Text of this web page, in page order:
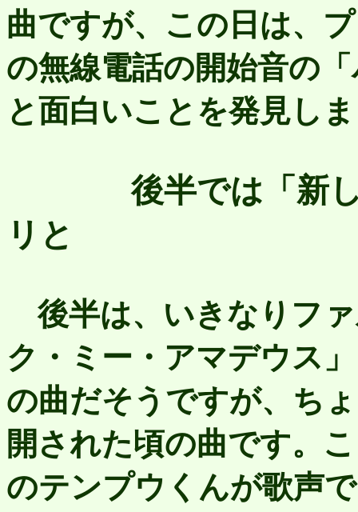
曲ですが、この日は、
の無線電話の開始音の
と面白いことを発見し
後半では「新
リと
後半は、いきなりフ
ク・ミー・アマデウス
の曲だそうですが、ち
開された頃の曲です。
のテンプウくんが歌声